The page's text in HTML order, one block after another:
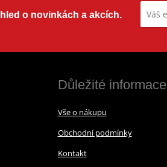
o novinkách a akcích.
Důležité informace
Vše o nákupu
Obchodní podmínky
Kontakt